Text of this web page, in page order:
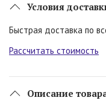
Условия
Быстрая доставка по
Рассчитать стоимость
Описание